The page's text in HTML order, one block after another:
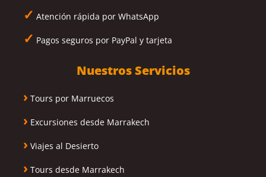
✓ Atención rápida por WhatsApp
✓ Pagos seguros por PayPal y tarjeta
Nuestros Servicios
› Tours por Marruecos
› Excursiones desde Marrakech
› Viajes al Desierto
› Tours desde Marrakech